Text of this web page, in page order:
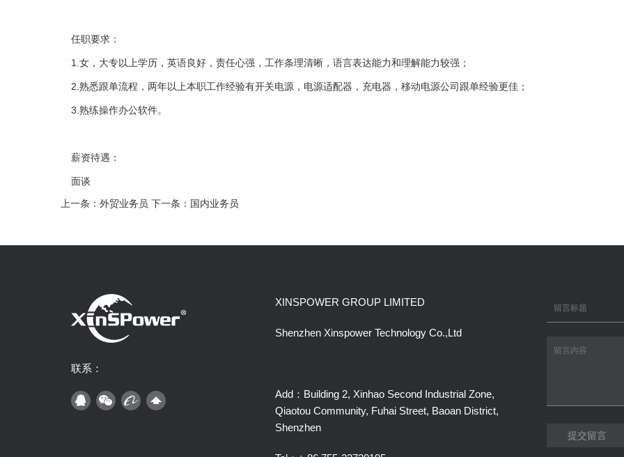
任职要求：
1.女，大专以上学历，英语良好，责任心强，工作条理清晰，语言表达能力和理解能力较强；
2.熟悉跟单流程，两年以上本职工作经验有开关电源，电源适配器，充电器，移动电源公司跟单经验更佳；
3.熟练操作办公软件。
薪资待遇：
面谈
上一条：外贸业务员 下一条：国内业务员
联系：
XINSPOWER GROUP LIMITED
Shenzhen Xinspower Technology Co.,Ltd
Add：Building 2, Xinhao Second Industrial Zone,
Qiaotou Community, Fuhai Street, Baoan District,
Shenzhen
提交留言